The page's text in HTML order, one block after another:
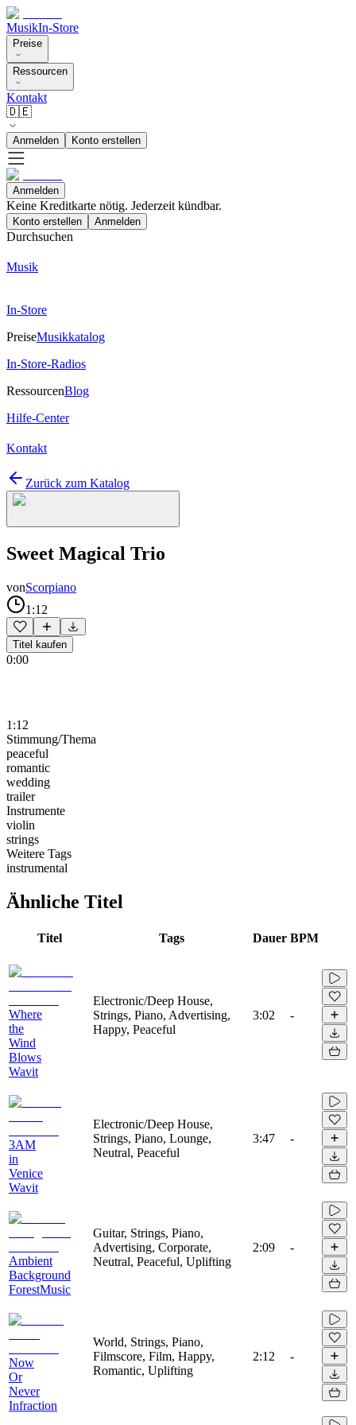
MusikIn-Store
Preise
Ressourcen
Kontakt
🇩🇪
Anmelden Konto erstellen
Anmelden
Keine Kreditkarte nötig. Jederzeit kündbar.
Konto erstellen Anmelden
Durchsuchen
Musik
In-Store
PreiseMusikkatalog
In-Store-Radios
RessourcenBlog
Hilfe-Center
Kontakt
Zurück zum Katalog
Sweet Magical Trio
vonScorpiano
1:12
Titel kaufen
0:00
1:12
Stimmung/Thema
peaceful
romantic
wedding
trailer
Instrumente
violin
strings
Weitere Tags
instrumental
Ähnliche Titel
Titel Tags Dauer BPM
Where
the
Wind
Blows
Wavit
Electronic/Deep House,
Strings, Piano, Advertising,
Happy, Peaceful
3:02 -
3AM
in
Venice
Wavit
Electronic/Deep House,
Strings, Piano, Lounge,
Neutral, Peaceful
3:47 -
Ambient
Background
ForestMusic
Guitar, Strings, Piano,
Advertising, Corporate,
Neutral, Peaceful, Uplifting
2:09 -
Now
Or
Never
Infraction
World, Strings, Piano,
Filmscore, Film, Happy,
Romantic, Uplifting
2:12 -